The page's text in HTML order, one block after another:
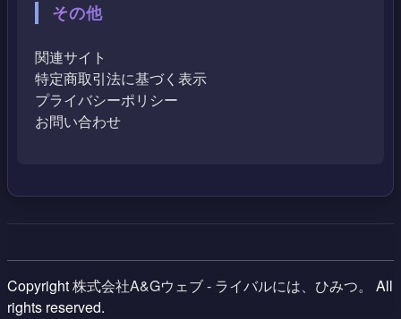
その他
関連サイト
特定商取引法に基づく表示
プライバシーポリシー
お問い合わせ
Copyright株式会社A&Gウェブ - ライバルには、ひみつ。
All
rights reserved.